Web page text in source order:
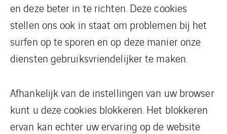
en deze beter in te richten. Deze cookies
stellen ons ook in staat om problemen bij het
surfen op te sporen en op deze manier onze
diensten gebruiksvriendelijker te maken.
Afhankelijk van de instellingen van uw browser
kunt u deze cookies blokkeren. Het blokkeren
ervan kan echter uw ervaring op de website